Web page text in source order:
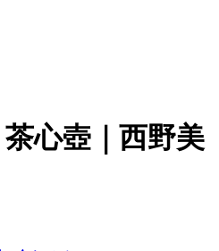
心壺｜西野美